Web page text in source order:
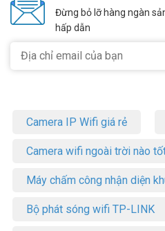
Đừng bỏ lỡ hàng ngàn
hấp dẫn
Camera IP Wifi giá rẻ
Camera wifi ngoài trời nào
Máy chấm công nhận diện
Bộ phát sóng wifi TP-LINK